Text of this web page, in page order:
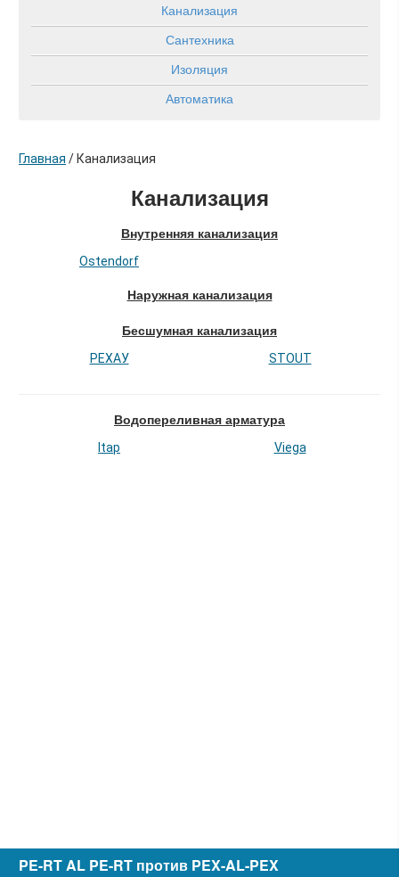
Канализация
Сантехника
Изоляция
Автоматика
Главная / Канализация
Канализация
Внутренняя канализация
Ostendorf
Наружная канализация
Бесшумная канализация
РЕХАУ STOUT
Водопереливная арматура
Itap Viega
PE-RT AL PE-RT против PEX-AL-PEX